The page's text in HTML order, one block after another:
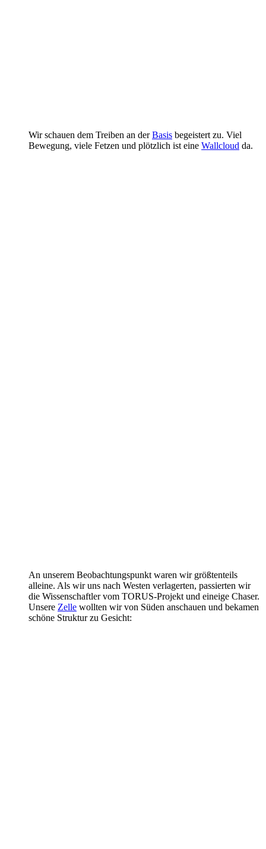
Wir schauen dem Treiben an derBasis begeistert zu. Viel
Bewegung, viele Fetzen und plötzlich ist eine Wallcloud da.
An unserem Beobachtungspunkt waren wir größtenteils
alleine. Als wir uns nach Westen verlagerten, passierten wir
die Wissenschaftler vom TORUS-Projekt und eineige Chaser.
Unsere Zelle wollten wir von Süden anschauen und bekamen
schöne Struktur zu Gesicht: